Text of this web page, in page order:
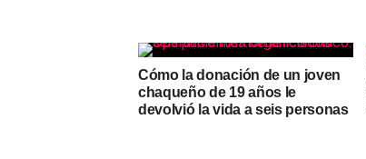
Cómo la donación de un joven
chaqueño de 19 años le
devolvió la vida a seis personas